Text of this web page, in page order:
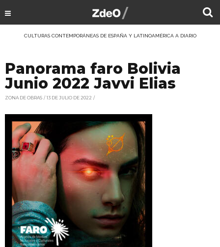
CULTURAS CONTEMPORÁNEAS DE ESPAÑA Y LATINOAMÉRICA A DIARIO
Panorama faro Bolivia
Junio 2022 Javvi Elias
ZONA DE OBRAS 13 DE JULIO DE 2022